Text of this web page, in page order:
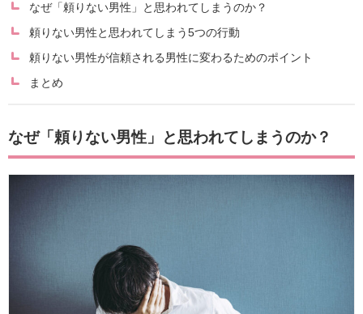
なぜ「頼りない男性」と思われてしまうのか？
頼りない男性と思われてしまう5つの行動
頼りない男性が信頼される男性に変わるためのポイント
まとめ
なぜ「頼りない男性」と思われてしまうのか？